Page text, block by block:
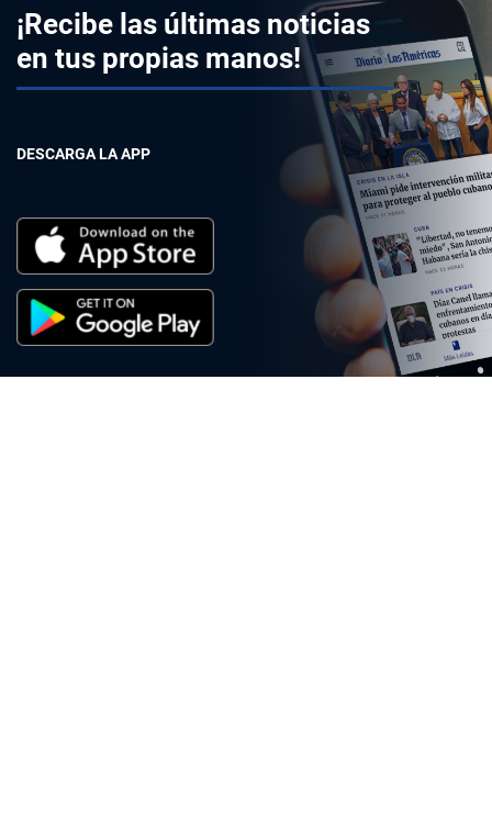
¡Recibe las últimas noticias
en tus propias manos!
DESCARGA LA APP